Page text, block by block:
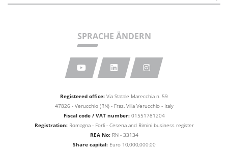
Registered office: Via Statale Marecchia n. 59
47826 - Verucchio (RN) - Fraz. Villa Verucchio - Italy
Fiscal code / VAT number: 01551781204
Registration: Romagna - Forlì - Cesena and Rimini business register
REA No: RN - 33134
Share capital: Euro 10,000,000.00
SPRACHE ÄNDERN